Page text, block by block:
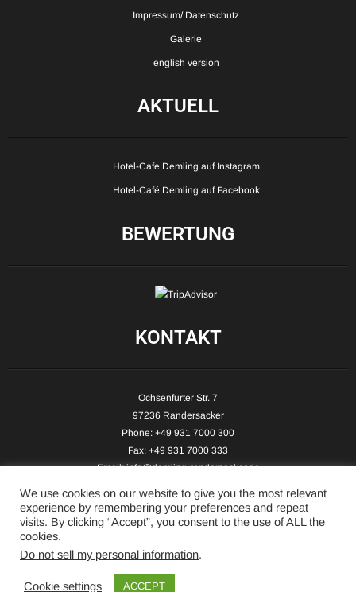
Impressum/ Datenschutz
Galerie
english version
AKTUELL
Hotel-Cafe Demling auf Instagram
Hotel-Café Demling auf Facebook
BEWERTUNG
KONTAKT
Ochsenfurter Str. 7
97236 Randersacker
Phone: +49 931 7000 300
Fax: +49 931 7000 333
Email:info@demling-randersacker.de
Copyright © 2026 Hotel-Café Demling - All Rights Reserved.
We use cookies on our website to give you the most relevant
experience by remembering your preferences and repeat
visits. By clicking “Accept”, you consent to the use of ALL the
cookies.
Do not sell my personal information.
Cookie settings ACCEPT